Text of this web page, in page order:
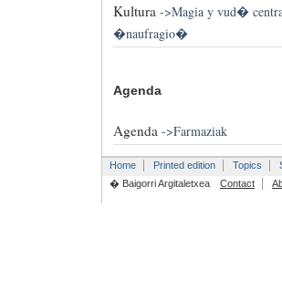
Kultura ->Magia y vud�
�naufragio�
Agenda
Agenda ->Farmaziak
Home Printed edition Topics
� Baigorri Argitaletxea
Contact